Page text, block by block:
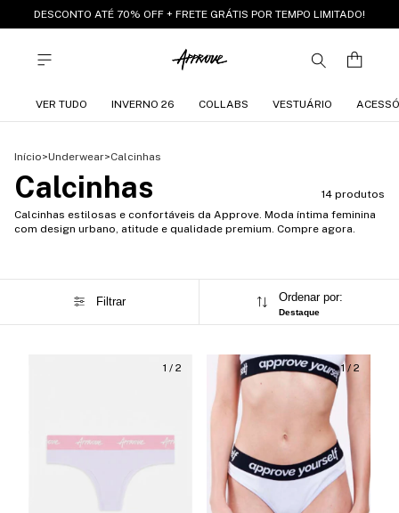
DESCONTO ATÉ 70% OFF + FRETE GRÁTIS POR TEMPO LIMITADO!
VER TUDO INVERNO 26 COLLABS VESTUÁRIO
Início>Underwear>Calcinhas
Calcinhas
14 produtos
Calcinhas estilosas e confortáveis da Approve. Moda íntima feminina
com design urbano, atitude e qualidade premium. Compre agora.
Filtrar Ordenar por:
Destaque
1 / 2 1/ 2